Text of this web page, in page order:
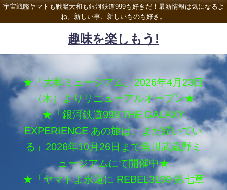
宇宙戦艦ヤマトも戦艦大和も銀河鉄道999も好きだ！最新情報は気になるよ
ね。新しい事、新しいものも好き。
趣味を楽しもう!
★「大和ミュージアム」2026年4月23日
（木）よりリニューアルオープン★
★「銀河鉄道999 THE GALAXY
EXPERIENCE あの旅は、まだ続いてい
る」2026年10月26日まで角川武蔵野ミ
ュージアムにて開催中★
★「ヤマトよ永遠に REBEL3199 第七章